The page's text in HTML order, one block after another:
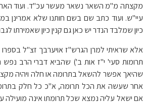
מקצתה מ"מ השאר נשאר מעשר עכ"ד. ועוד
עיי"ש. ועוד כתב שם בשם חותנו שלא אמרינן
כיון שמלבד הנדר יש כאן גם קנין כיון שאמירתו
אלא שראיתי למרן הגרש"ז אויערבך זצ"ל
תרומות סעי' י"ז אות ב') שהביא דברי הרב
שהיאך אפשר להשאל בתרומה או חלה ויהיה
אחר שעשה את הכל תרומה, א"כ כל חלק
אם ישאל עליה נמצא שכל תרומתו אינה מועילה